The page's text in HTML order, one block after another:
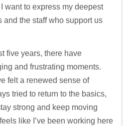
want to express my deepest
and the staff who support us
five years, there have
and frustrating moments.
felt a renewed sense of
tried to return to the basics,
strong and keep moving
like I’ve been working here